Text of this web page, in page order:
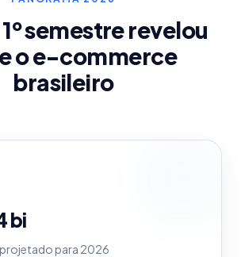
semestre revelou
o e-commerce
brasileiro
bi
para 2026